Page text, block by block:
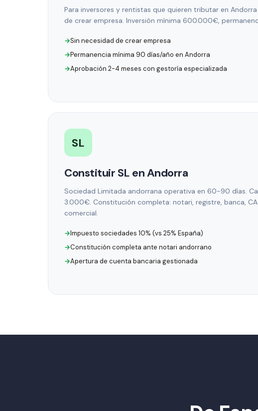
Para inversores y rentistas que quieren tributar en
de crear empresa. Inversión mínima 600.000€,
Sin necesidad de crear empresa
Permanencia mínima 90 días/año en Andorra
Aprobación 2-4 meses con gestoría especializada
SL
Constituir SL en Andorra
Sociedad Limitada andorrana operativa en 60-90 días.
3.000€. Constitución completa: notari, registre, banca,
comercial.
Impuesto sociedades 10% (vs 25% España)
Constitución completa ante notari andorrano
Apertura de cuenta bancaria gestionada